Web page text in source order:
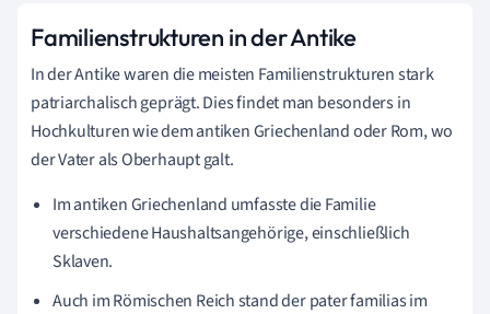
Familienstrukturen in der Antike
In der Antike waren die meisten Familienstrukturen stark
patriarchalisch geprägt. Dies findet man besonders in
Hochkulturen wie dem antiken Griechenland oder Rom, wo
der Vater als Oberhaupt galt.
Im antiken Griechenland umfasste die Familie
verschiedene Haushaltsangehörige, einschließlich
Sklaven.
Auch im Römischen Reich stand der pater familias im